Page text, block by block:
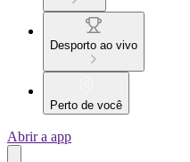
Desporto ao vivo
Perto de você
Abrir a app